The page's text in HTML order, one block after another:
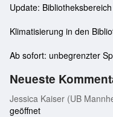
Update:
Klimatisierung in den
Ab sofort: unbegrenzter
Neueste
Jessica Kaiser (UB
geöffnet